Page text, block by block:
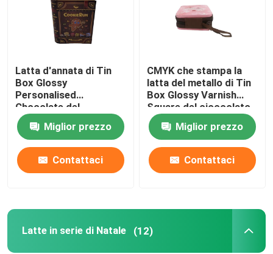
Cioccolato Tin Box
Carrello di tè Tin
Latta del caffè del metallo
Latte vuote del biscotto
Contenitori per alimenti
Latta d'annata di Tin
Box Glossy
Personalised
Chocolate del
cioccolato di forma del
libro
Miglior prezzo
Contattaci
CMYK che stampa la
latta del metallo di Tin
Box Glossy Varnish
Square del cioccolato
della chiusura lampo
Miglior prezzo
Contattaci
Latte in serie di Natale (12)